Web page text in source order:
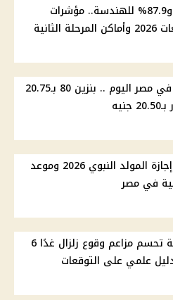
92.8% للطب و87.9% للهندسة.. مؤشرات
أسعار الوقود في مصر اليوم .. بنزين 80 بـ20.75
موقف ترحيل إجازة المولد النبوي 2026 وموعد
في مصر
البحوث الفلكية تحسم مزاعم وقوع زلزال غدًا 6
علمي على التوقعات